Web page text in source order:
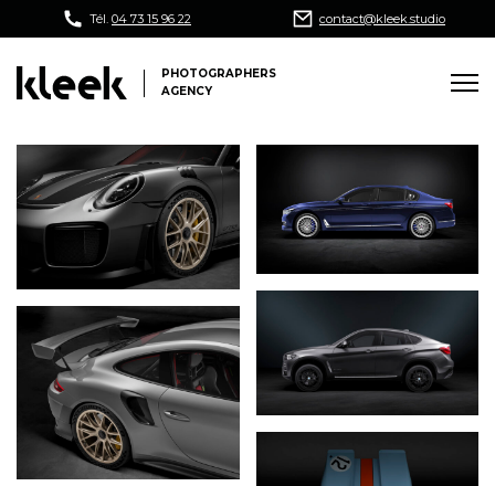
Tél. 04 73 15 96 22 contact@kleek.studio
PHOTOGRAPHERS
AGENCY